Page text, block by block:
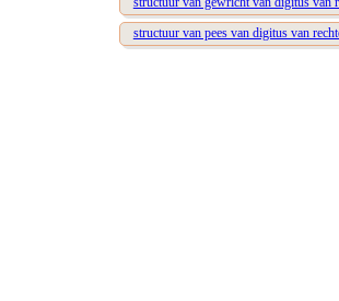
structuur van pees van digitus van